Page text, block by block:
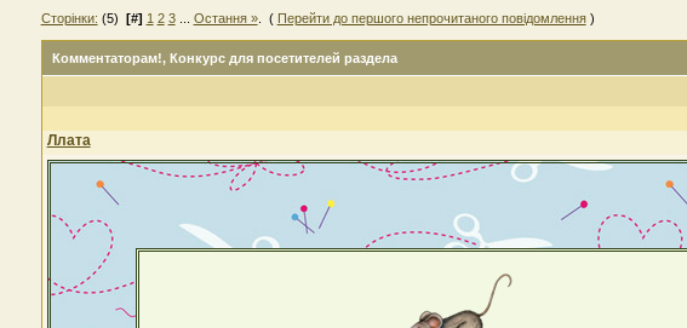
Сторінки: (5) [#] 1 2 3... Остання ». ( Перейти до першого непрочитаного повідомлення)
Комментаторам!, Конкурс для посетителей раздела
Ллата